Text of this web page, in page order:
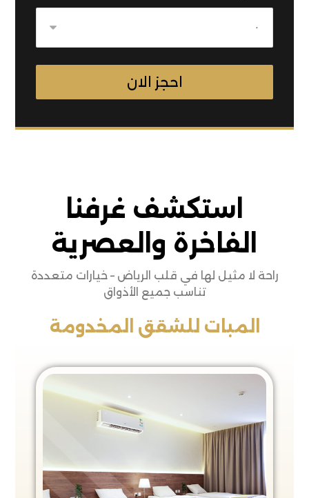
استكشف غرفنا
الفاخرة والعصرية
راحة لا مثيل لها في قلب الرياض – خيارات متعددة
تناسب جميع الأذواق
المبات للشقق المخدومة